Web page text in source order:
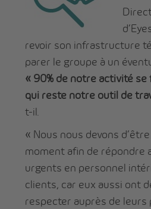
revoir son infrastructure
parer le groupe à un
« 90% de notre activité
qui reste notre outil de
t-il.
« Nous nous devons
moment afin de répondre
urgents en personnel
clients, car eux aussi ont
respecter auprès de leurs